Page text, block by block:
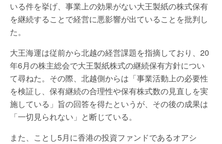
いる件を挙げ、事業上の効果がない大王製紙の株式保有
を継続することで経営に悪影響が出ていることを批判し
た。
大王海運は従前から北越の経営課題を指摘しており、20
年6月の株主総会で大王製紙株式の継続保有方針につい
て尋ねた。その際、北越側からは「事業活動上の必要性
を検証し、保有継続の合理性や保有株式数の見直しを実
施している」旨の回答を得たというが、その後の成果は
「一切見られない」と断じている。
また、ことし5月に香港の投資ファンドであるオアシ